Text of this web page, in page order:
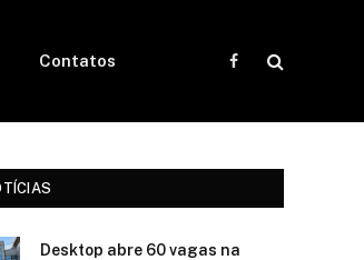
Contatos
Facebook
Desktop abre 60 vagas na